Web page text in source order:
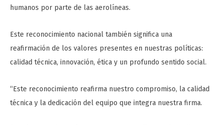
humanos por parte de las aerolíneas.
Este reconocimiento nacional también significa una
reafirmación de los valores presentes en nuestras políticas:
calidad técnica, innovación, ética y un profundo sentido social.
“Este reconocimiento reafirma nuestro compromiso, la calidad
técnica y la dedicación del equipo que integra nuestra firma.